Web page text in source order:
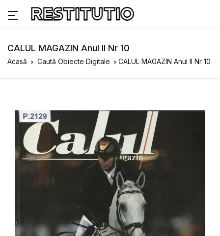
CALUL MAGAZIN Anul II Nr 10
Acasă Caută Obiecte Digitale CALUL MAGAZIN Anul II Nr 10